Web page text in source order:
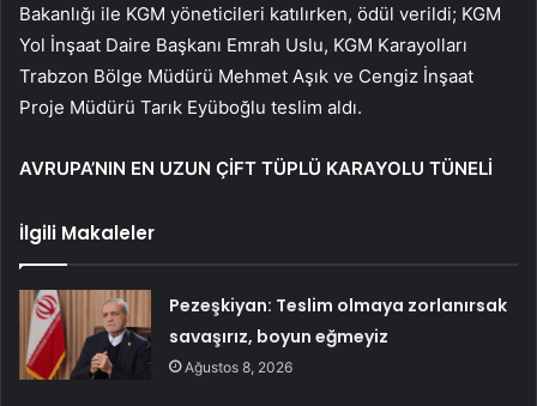
Bakanlığı ile KGM yöneticileri katılırken, ödül verildi; KGM
Yol İnşaat Daire Başkanı Emrah Uslu, KGM Karayolları
Trabzon Bölge Müdürü Mehmet Aşık ve Cengiz İnşaat
Proje Müdürü Tarık Eyüboğlu teslim aldı.
AVRUPA’NIN EN UZUN ÇİFT TÜPLÜ KARAYOLU TÜNELİ
İlgili Makaleler
Pezeşkiyan: Teslim olmaya zorlanırsak
savaşırız, boyun eğmeyiz
Ağustos 8, 2026